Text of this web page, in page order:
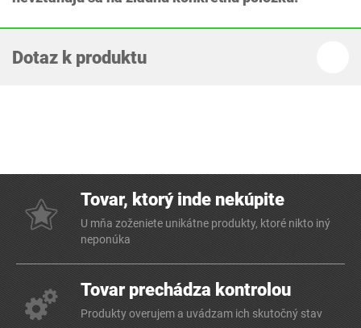
Dotaz k produktu
Tovar, ktorý inde nekúpite
U mňa zoženiete unikátne produkty, ktoré nikto iný
neponúka
Tovar prechádza kontrolou
Produkty overujem a uvádzam ich skutočný stav